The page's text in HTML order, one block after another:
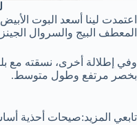
اعتمدت لينا أسعد البوت
المعطف البيج والسروال
وفي إطلالة أخرى، نسقته مع
بخصر مرتفع وطول متوسط.
تابعي المزيد:صيحات أحذية